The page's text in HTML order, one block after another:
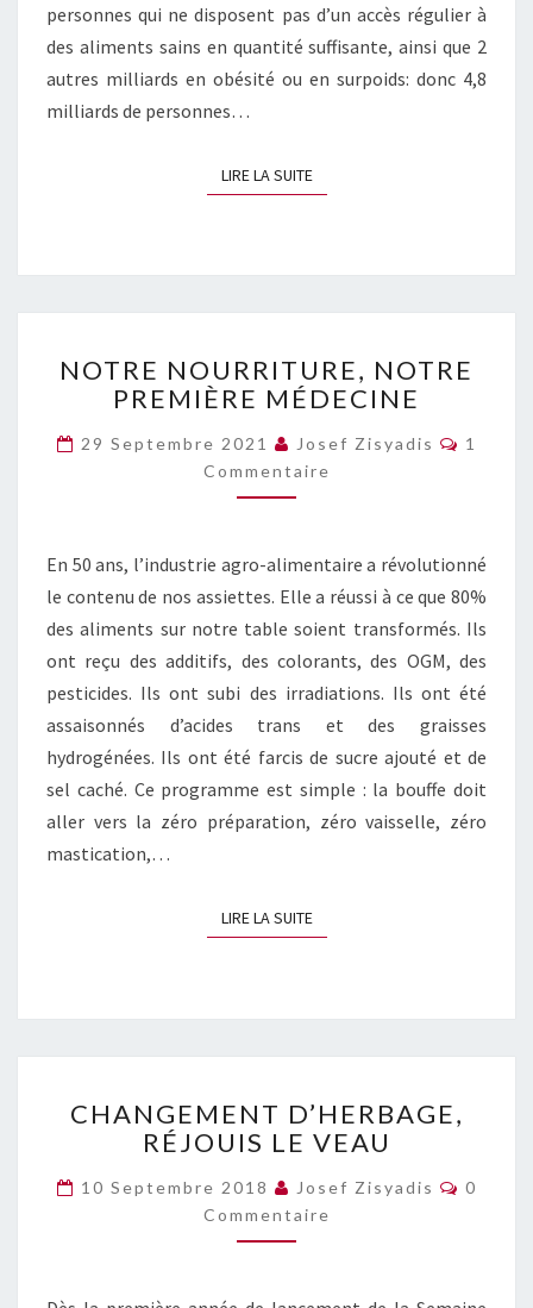
personnes qui ne disposent pas d’un accès régulier à
des aliments sains en quantité suffisante, ainsi que 2
autres milliards en obésité ou en surpoids: donc 4,8
milliards de personnes…
LIRE LA SUITELIRE LA SUITE
NOURRITURE,
NOTRE
MÉDECINE
NOTRE NOURRITURE, NOTRE
PREMIÈRE MÉDECINE
29 Septembre 2021 Josef Zisyadis
1
Commentaire
En 50 ans, l’industrie agro-alimentaire a révolutionné
le contenu de nos assiettes. Elle a réussi à ce que 80%
des aliments sur notre table soient transformés. Ils
ont reçu des additifs, des colorants, des OGM, des
pesticides. Ils ont subi des irradiations. Ils ont été
assaisonnés d’acides trans et des graisses
hydrogénées. Ils ont été farcis de sucre ajouté et de
sel caché. Ce programme est simple : la bouffe doit
aller vers la zéro préparation, zéro vaisselle, zéro
mastication,…
LIRE LA SUITELIRE LA SUITE
D’HERBAGE,
RÉJOUIS
VEAU
CHANGEMENT D’HERBAGE,
RÉJOUIS LE VEAU
10 Septembre 2018 Josef Zisyadis
0
Commentaire